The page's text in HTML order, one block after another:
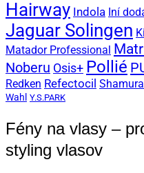
Hairway Indola Iní
Jaguar Solingen
Matador Professional
Noberu Osis+ Pollié
Redken Refectocil
Wahl Y.S.PARK
Fény na vlasy –
styling vlasov